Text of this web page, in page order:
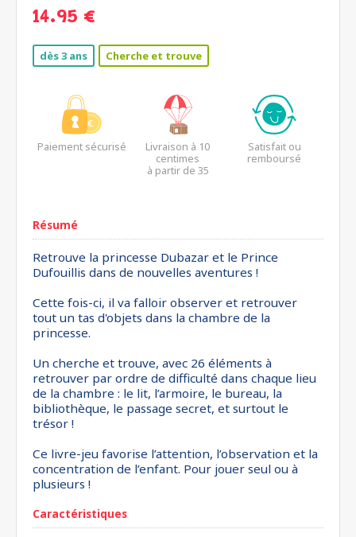
14.95 €
dès 3 ans Cherche et trouve
Paiement sécurisé
Livraison à 10
centimes
à partir de 35
Satisfait ou
remboursé
Résumé
Retrouve la princesse Dubazar et le Prince
Dufouillis dans de nouvelles aventures !
Cette fois-ci, il va falloir observer et retrouver
tout un tas d'objets dans la chambre de la
princesse.
Un cherche et trouve, avec 26 éléments à
retrouver par ordre de difficulté dans chaque lieu
de la chambre : le lit, l’armoire, le bureau, la
bibliothèque, le passage secret, et surtout le
trésor !
Ce livre-jeu favorise l’attention, l’observation et la
concentration de l’enfant. Pour jouer seul ou à
plusieurs !
Caractéristiques